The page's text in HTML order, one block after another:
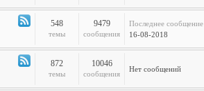
-
Канал
-
Музыкальные
548
темы
9479
сообщения
Последнее сообщение
16-08-2018
Канал
-
872
темы
10046
сообщения
Нет сообщений